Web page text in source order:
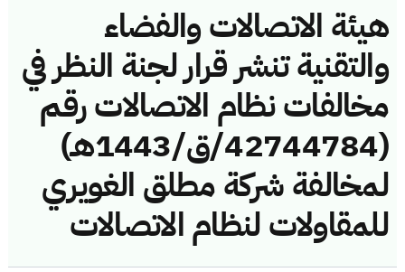
هيئة الاتصالات والفضاء
والتقنية تنشر قرار لجنة النظر في
مخالفات نظام الاتصالات رقم
(42744784/ق/1443هـ)
لمخالفة شركة مطلق الغويري
للمقاولات لنظام الاتصالات